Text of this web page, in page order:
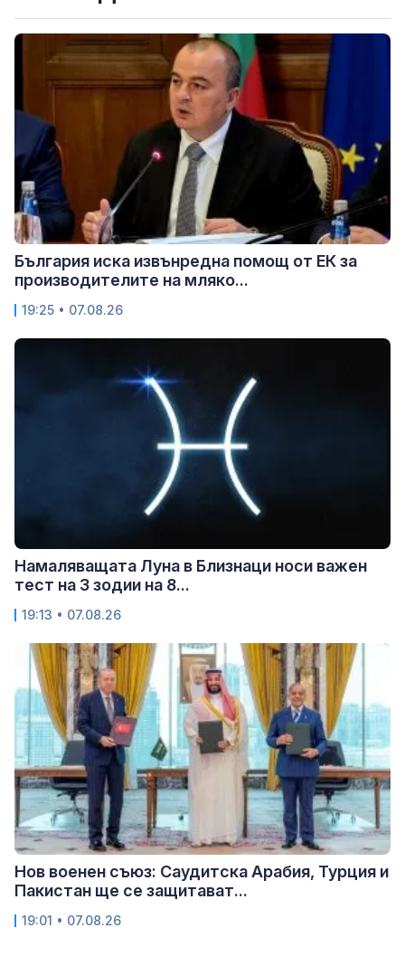
България иска извънредна помощ от ЕК за
производителите на мляко...
19:25 • 07.08.26
Намаляващата Луна в Близнаци носи важен
тест на 3 зодии на 8...
19:13 • 07.08.26
Нов военен съюз: Саудитска Арабия, Турция и
Пакистан ще се защитават...
19:01 • 07.08.26